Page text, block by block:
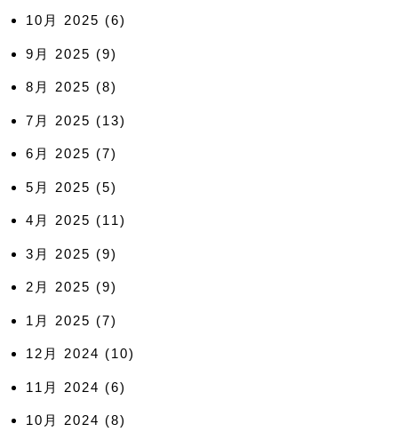
10月 2025 (6)
9月 2025 (9)
8月 2025 (8)
7月 2025 (13)
6月 2025 (7)
5月 2025 (5)
4月 2025 (11)
3月 2025 (9)
2月 2025 (9)
1月 2025 (7)
12月 2024 (10)
11月 2024 (6)
10月 2024 (8)